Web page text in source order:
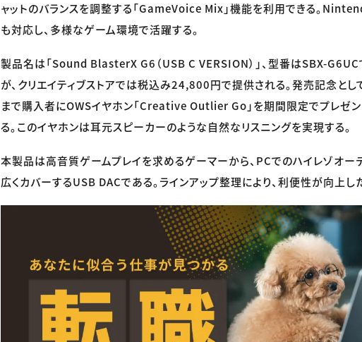
ャットのバランスを調整する「GameVoice Mix」機能を利用できる。
も対応し、多様なゲーム環境で活躍する。
製品名は「Sound BlasterX G6（USB C VERSION）」、型番はSBX-
が、クリエイティブストアでは税込み24,800円で提供される。発売記念と
まで購入者にOWSイヤホン「Creative Outlier Go」を期間限定でプレゼン
る。このイヤホンは耳元スピーカーのような自然なリスニングを実現する。
本製品は高音質ゲームプレイを求めるゲーマーから、PCでのハイレゾオー
広くカバーするUSB DACである。ラインアップ整理により、利便性が向上し